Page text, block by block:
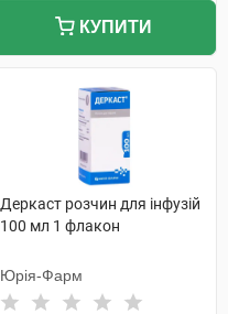
КУПИТИ
Деркаст розчин для інфузій
100 мл 1 флакон
Юрія-Фарм